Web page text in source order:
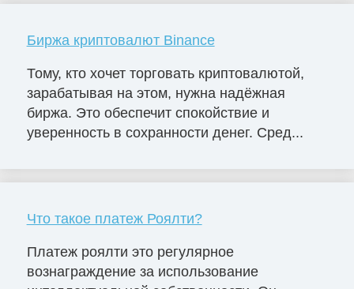
Биржа криптовалют Binance
Тому, кто хочет торговать криптовалютой,
зарабатывая на этом, нужна надёжная
биржа. Это обеспечит спокойствие и
уверенность в сохранности денег. Сред...
Что такое платеж Роялти?
Платеж роялти это регулярное
вознаграждение за использование